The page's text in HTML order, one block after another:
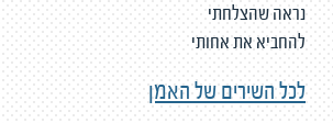
נראה שהצלחתי
להחביא את אחותי
לכל השירים של האמן